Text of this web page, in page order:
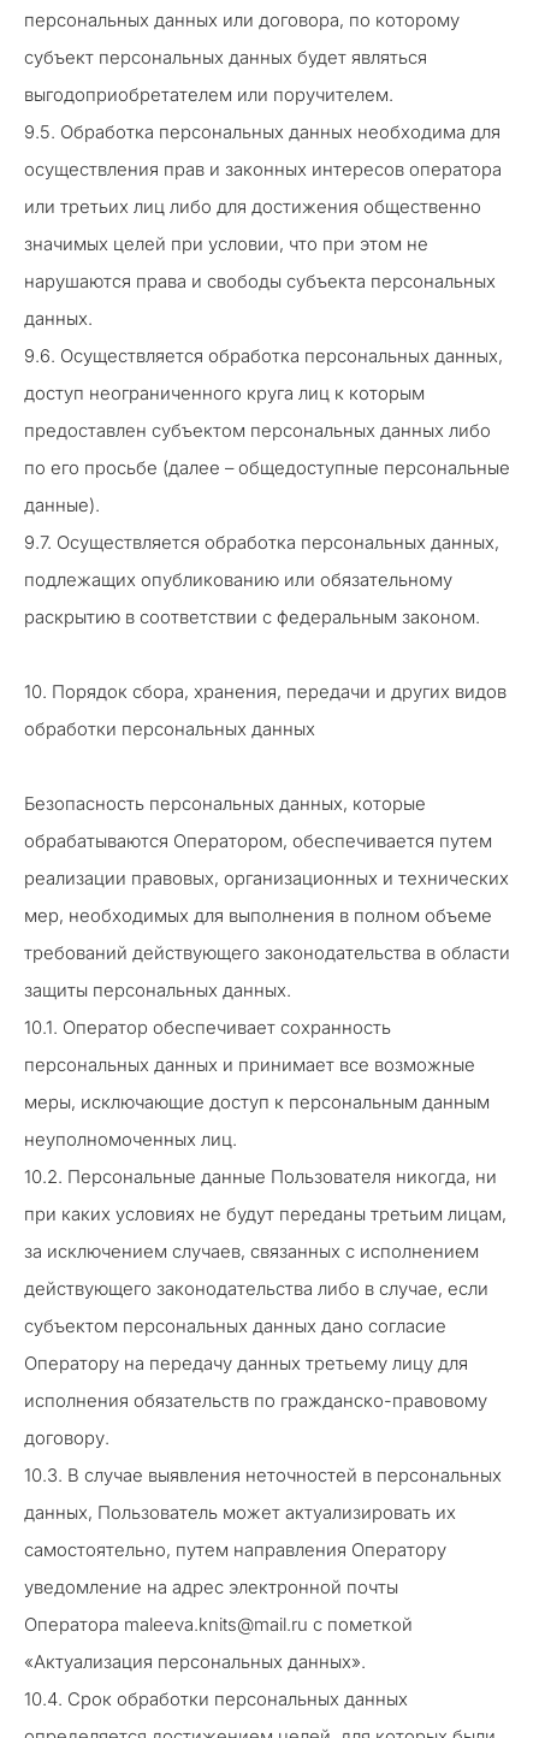
персональных данных или договора, по которому
субъект персональных данных будет являться
выгодоприобретателем или поручителем.
9.5. Обработка персональных данных необходима для
осуществления прав и законных интересов оператора
или третьих лиц либо для достижения общественно
значимых целей при условии, что при этом не
нарушаются права и свободы субъекта персональных
данных.
9.6. Осуществляется обработка персональных данных,
доступ неограниченного круга лиц к которым
предоставлен субъектом персональных данных либо
по его просьбе (далее – общедоступные персональные
данные).
9.7. Осуществляется обработка персональных данных,
подлежащих опубликованию или обязательному
раскрытию в соответствии с федеральным законом.
10. Порядок сбора, хранения, передачи и других видов
обработки персональных данных
Безопасность персональных данных, которые
обрабатываются Оператором, обеспечивается путем
реализации правовых, организационных и технических
мер, необходимых для выполнения в полном объеме
требований действующего законодательства в области
защиты персональных данных.
10.1. Оператор обеспечивает сохранность
персональных данных и принимает все возможные
меры, исключающие доступ к персональным данным
неуполномоченных лиц.
10.2. Персональные данные Пользователя никогда, ни
при каких условиях не будут переданы третьим лицам,
за исключением случаев, связанных с исполнением
действующего законодательства либо в случае, если
субъектом персональных данных дано согласие
Оператору на передачу данных третьему лицу для
исполнения обязательств по гражданско-правовому
договору.
10.3. В случае выявления неточностей в персональных
данных, Пользователь может актуализировать их
самостоятельно, путем направления Оператору
уведомление на адрес электронной почты
Оператора maleeva.knits@mail.ru с пометкой
«Актуализация персональных данных».
10.4. Срок обработки персональных данных